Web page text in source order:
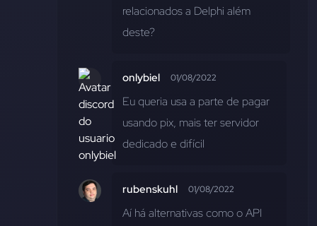
relacionados a Delphi além
deste?
onlybiel 01/08/2022
Eu queria usa a parte de pagar
usando pix, mais ter servidor
dedicado e difícil
rubenskuhl 01/08/2022
Aí há alternativas como o API